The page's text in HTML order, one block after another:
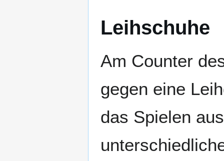
Leihschuhe
Am Counter
gegen eine
das Spielen